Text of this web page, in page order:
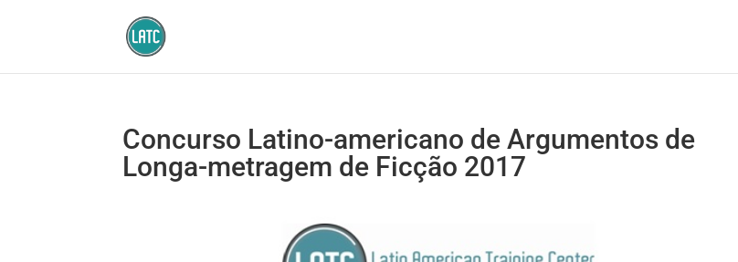
Concurso Latino-americano de Argumentos de
Longa-metragem de Ficção 2017